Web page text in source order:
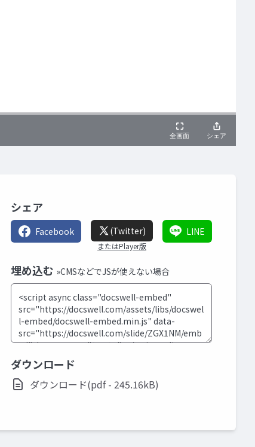
シェア
Facebook (Twitter)
またはPlayer版
LINE
埋め込む »CMSなどでJSが使えない場合
ダウンロード
ダウンロード(pdf - 245.16kB)